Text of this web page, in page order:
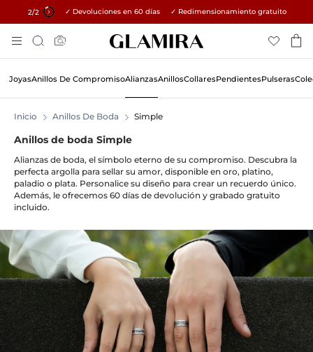
1/2 15% en todos los pedidos →
✓ Devoluciones en 60 días ✓ Redimensionamiento gratuito
To
Content
Búsqueda
JoyasAnillos De CompromisoAlianzasAnillosCollaresPendientesPulseras
Inicio Anillos De Boda Simple
Anillos de boda Simple
Alianzas de boda, el símbolo eterno de su compromiso. Descubra la
perfecta argolla para sellar su amor, disponible en oro, platino,
paladio o plata. Personalice su diseño para crear un recuerdo único.
Además, le ofrecemos 60 días de devolución y grabado gratuito
incluido.